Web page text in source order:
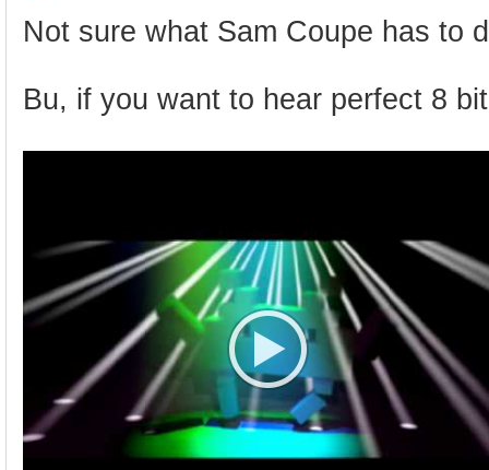
Not sure what Sam Coupe has to
Bu, if you want to hear perfect 8